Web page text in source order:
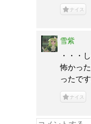
ナイス
雪紫
・・・
怖かっ
ったです
ナイス